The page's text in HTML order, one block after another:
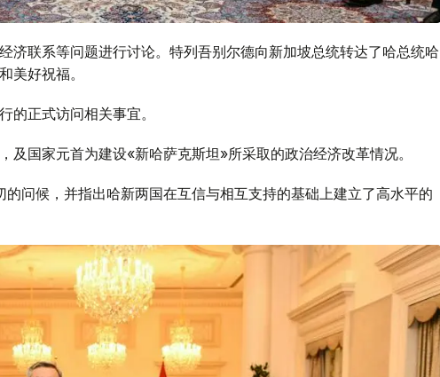
济联系等问题进行讨论。特列吾别尔德向新加坡总统转达了哈总统哈
美好祝福。
的正式访问相关事宜。
及国家元首为建设«新哈萨克斯坦»所采取的政治经济改革情况。
问候，并指出哈新两国在互信与相互支持的基础上建立了高水平的